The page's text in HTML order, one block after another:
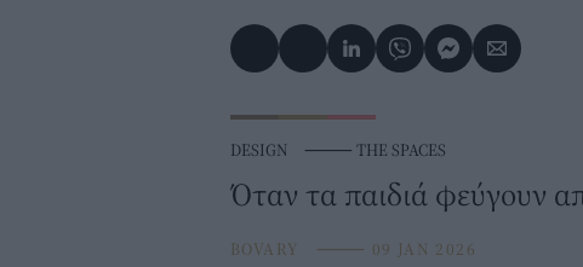
DESIGN ⸻ THE SPACES
Όταν τα παιδιά φεύγουν
BOVARY ⸻ 09 JAN 2026